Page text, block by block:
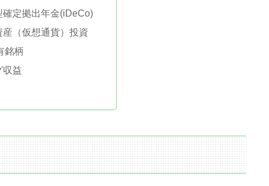
確定拠出年金(iDeCo)
産（仮想通貨）投資
銘柄
収益